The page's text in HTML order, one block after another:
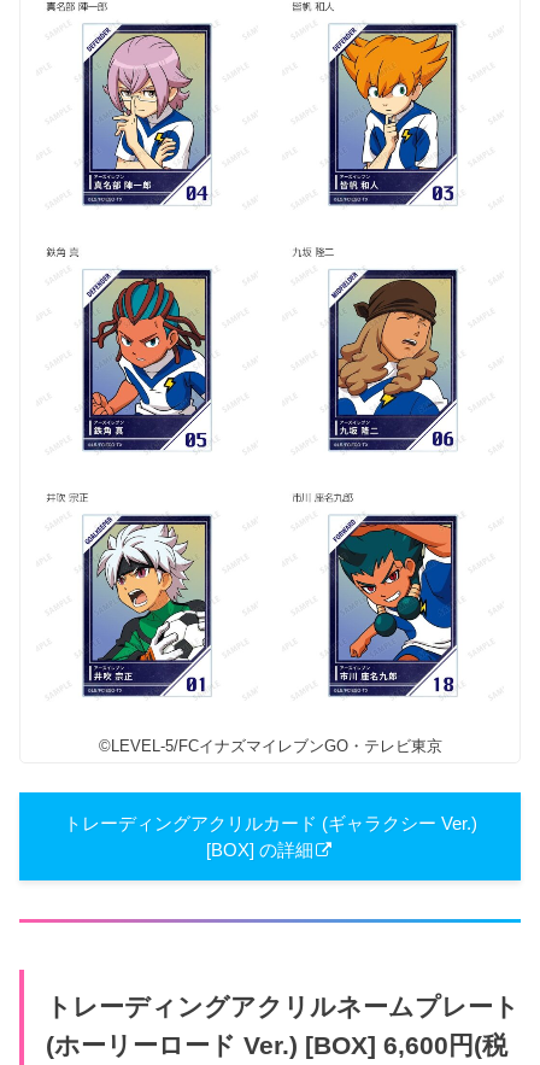
©LEVEL-5/FCイナズマイレブンGO・テレビ東京
トレーディングアクリルカード (ギャラクシー Ver.)
[BOX] の詳細
トレーディングアクリルネームプレート
(ホーリーロード Ver.) [BOX] 6,600円(税